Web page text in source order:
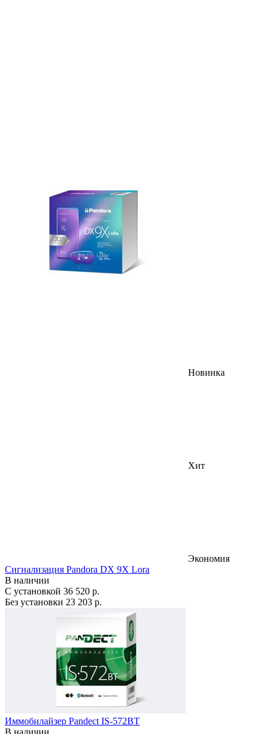
Новинка
Хит
Экономия
Сигнализация Pandora DX 9X Lora
В наличии
С установкой 36 520 р.
Без установки 23 203 р.
Иммобилайзер Pandect IS-572BT
В наличии